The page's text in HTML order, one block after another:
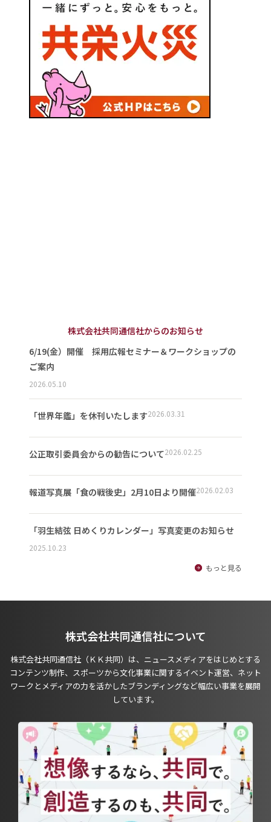
株式会社共同通信社からのお知らせ
6/19(金）開催 採用広報セミナー＆ワークショップの
ご案内
2026.05.10
「世界年鑑」を休刊いたします2026.03.31
公正取引委員会からの勧告について2026.02.25
報道写真展「食の戦後史」2月10日より開催2026.02.03
「羽生結弦 日めくりカレンダー」写真変更のお知らせ
2025.10.23
もっと見る
株式会社共同通信社について
株式会社共同通信社（ＫＫ共同）は、ニュースメディアをはじめとする
コンテンツ制作、スポーツから文化事業に関するイベント運営、ネット
ワークとメディアの力を活かしたブランディングなど幅広い事業を展開
しています。